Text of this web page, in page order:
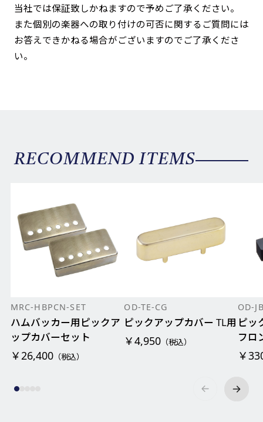
当社では保証致しかねますので予めご了承ください。
また個別の楽器への取り付けの可否に関するご質問には
お答えできかねる場合がございますのでご了承くださ
い。
RECOMMEND ITEMS
MRC-HBPCN-SET
ハムバッカー用ピックア
ップカバーセット
￥26,400（税込）
OD-TE-CG
ピックアップカバー TL用
￥4,950 （税込）
OD-
ピッ
フロ
￥